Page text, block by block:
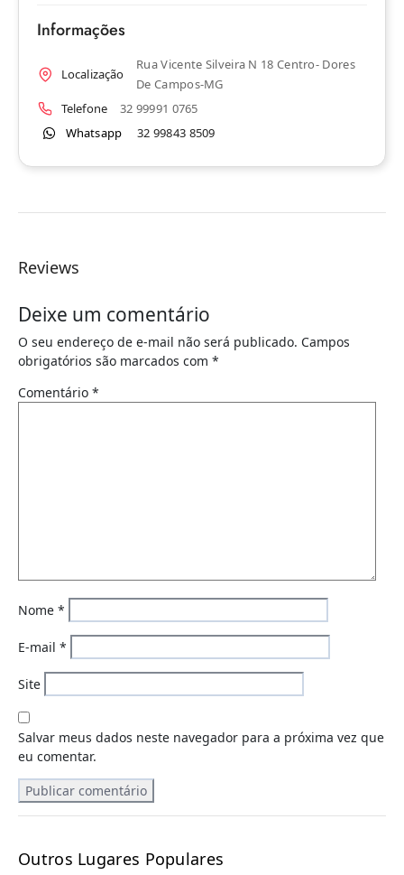
Informações
Localização
Rua Vicente Silveira N 18 Centro- Dores
De Campos-MG
Telefone
32 99991 0765
Whatsapp
32 99843 8509
Reviews
Deixe um comentário
O seu endereço de e-mail não será publicado. Campos
obrigatórios são marcados com *
Comentário *
Nome *
E-mail *
Site
Salvar meus dados neste navegador para a próxima vez que
eu comentar.
Outros Lugares Populares